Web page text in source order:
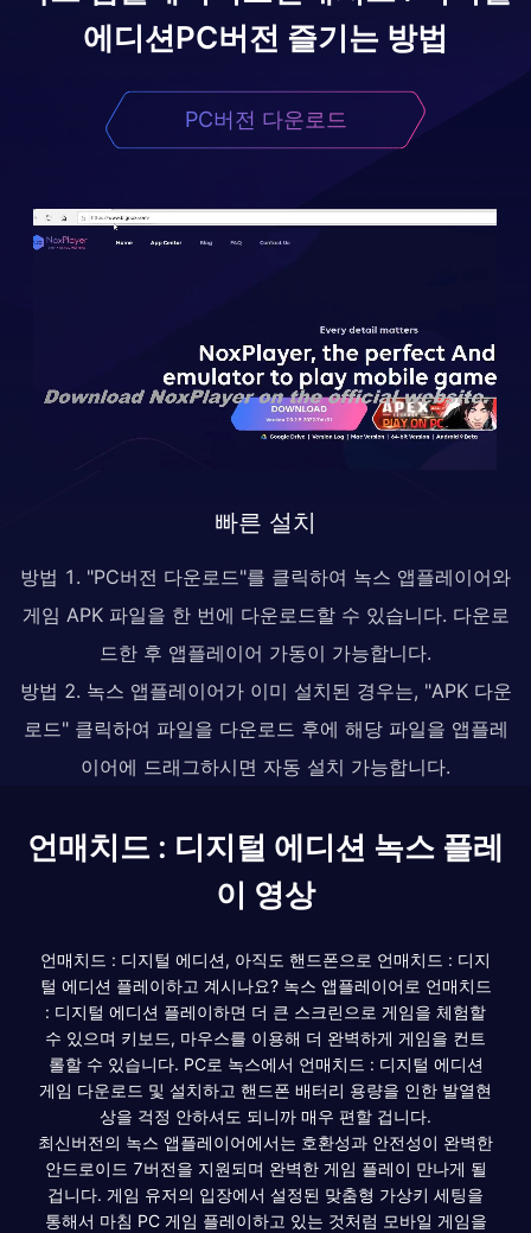
에디션PC버전 즐기는 방법
PC버전 다운로드
빠른 설치
방법 1. "PC버전 다운로드"를 클릭하여 녹스 앱플레이어와
게임 APK 파일을 한 번에 다운로드할 수 있습니다. 다운로
드한 후 앱플레이어 가동이 가능합니다.
방법 2. 녹스 앱플레이어가 이미 설치된 경우는, "APK 다운
로드" 클릭하여 파일을 다운로드 후에 해당 파일을 앱플레
이어에 드래그하시면 자동 설치 가능합니다.
언매치드 : 디지털 에디션 녹스 플레
이 영상
언매치드 : 디지털 에디션, 아직도 핸드폰으로 언매치드 : 디지
털 에디션 플레이하고 계시나요? 녹스 앱플레이어로 언매치드
: 디지털 에디션 플레이하면 더 큰 스크린으로 게임을 체험할
수 있으며 키보드, 마우스를 이용해 더 완벽하게 게임을 컨트
롤할 수 있습니다. PC로 녹스에서 언매치드 : 디지털 에디션
게임 다운로드 및 설치하고 핸드폰 배터리 용량을 인한 발열현
상을 걱정 안하셔도 되니까 매우 편할 겁니다.
최신버전의 녹스 앱플레이어에서는 호환성과 안전성이 완벽한
안드로이드 7버전을 지원되며 완벽한 게임 플레이 만나게 될
겁니다. 게임 유저의 입장에서 설정된 맞춤형 가상키 세팅을
통해서 마침 PC 게임 플레이하고 있는 것처럼 모바일 게임을